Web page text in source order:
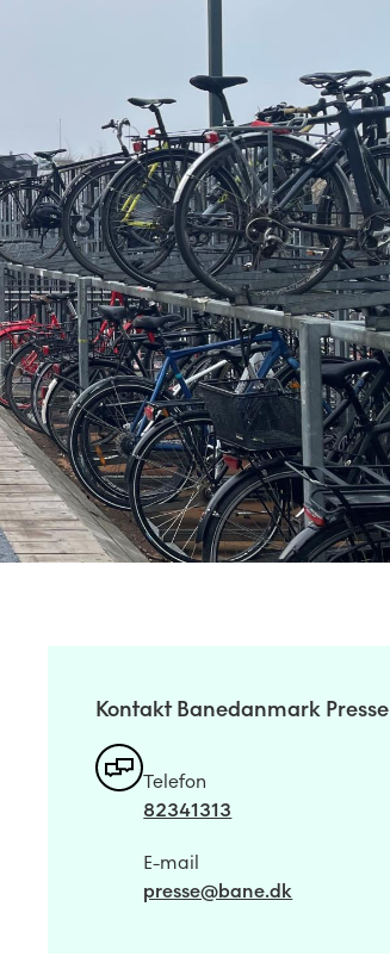
Kontakt Banedanmark Presse
Telefon
82341313
E-mail
presse@bane.dk